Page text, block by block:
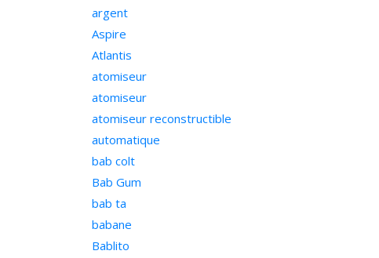
argent
Aspire
Atlantis
atomiseur
atomiseur
atomiseur reconstructible
automatique
bab colt
Bab Gum
bab ta
babane
Bablito